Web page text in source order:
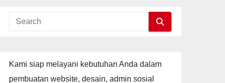
Kami siap melayani kebutuhan Anda dalam
pembuatan website, desain, admin sosial